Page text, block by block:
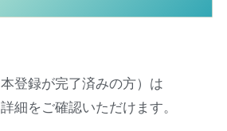
登録が完了済みの方）は
細をご確認いただけます。